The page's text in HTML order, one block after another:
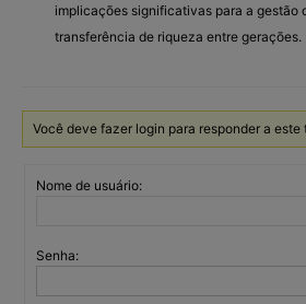
implicações significativas para a gestão
transferência de riqueza entre gerações.
Você deve fazer login para responder a este
Nome de usuário:
Senha: